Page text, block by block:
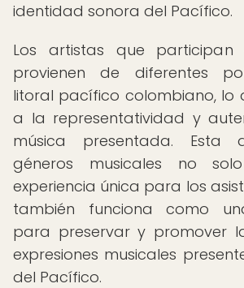
identidad sonora del Pacífico.
Los artistas que
provienen de diferentes
litoral pacífico colombiano, lo
a la representatividad y
música presentada. Esta
géneros musicales no
experiencia única para los
también funciona como
para preservar y promover
expresiones musicales
del Pacífico.